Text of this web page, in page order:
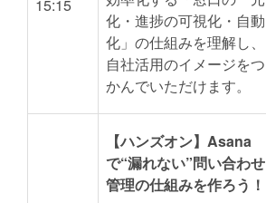
15:15
化・進捗の可視化・自動
化」の仕組みを理解し、
自社活用のイメージをつ
かんでいただけます。
【ハンズオン】Asana
で“漏れない”問い合わせ
管理の仕組みを作ろう！